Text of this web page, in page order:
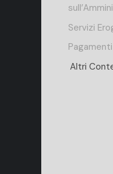
Servizi
Altri